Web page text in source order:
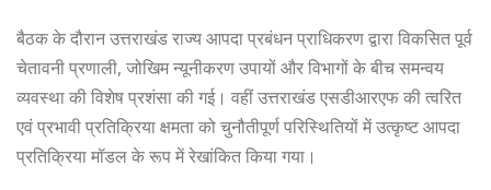
बैठक के दौरान उत्तराखंड राज्य आपदा प्रबंधन प्राधिकरण द्वारा विकसित पूर्व
चेतावनी प्रणाली, जोखिम न्यूनीकरण उपायों और विभागों के बीच समन्वय
व्यवस्था की विशेष प्रशंसा की गई। वहीं उत्तराखंड एसडीआरएफ की त्वरित
एवं प्रभावी प्रतिक्रिया क्षमता को चुनौतीपूर्ण परिस्थितियों में उत्कृष्ट आपदा
प्रतिक्रिया मॉडल के रूप में रेखांकित किया गया।